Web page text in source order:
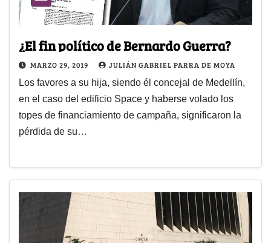
¿El fin político de Bernardo Guerra?
MARZO 29, 2019 JULIÁN GABRIEL PARRA DE MOYA
Los favores a su hija, siendo él concejal de Medellín,
en el caso del edificio Space y haberse volado los
topes de financiamiento de campaña, significaron la
pérdida de su…